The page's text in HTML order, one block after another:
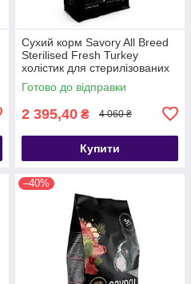
Сухий корм Savory All Breed
Sterilised Fresh Turkey
холістик для стерилізованих
собак усіх порід зі свіжою
індичкою 12 кг
Готово до відправки
2 395,40 ₴ 4 060 ₴
Купити
–40%